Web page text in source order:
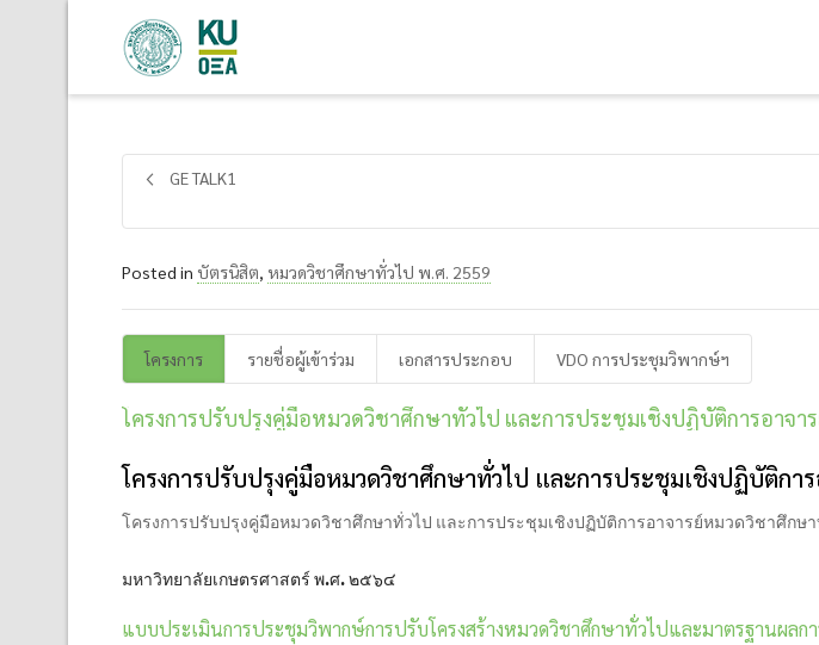
GE TALK1
Posted in บัตรนิสิต, หมวดวิชาศึกษาทั่วไป พ.ศ. 2559
โครงการ รายชื่อผู้เข้าร่วม เอกสารประกอบ VDO การประชุมวิพากษ์ฯ
โครงการปรับปรุงคู่มือหมวดวิชาศึกษาทั่วไป และการประชุมเชิงปฏิบัติการอา
โครงการปรับปรุงคู่มือหมวดวิชาศึกษาทั่วไป และการประชุมเชิงปฏิบัติก
โครงการปรับปรุงคู่มือหมวดวิชาศึกษาทั่วไป และการประชุมเชิงปฏิบัติการอาจารย์หมวดวิชาศึกษ
มหาวิทยาลัยเกษตรศาสตร์ พ.ศ. ๒๕๖๔
แบบประเมินการประชุมวิพากษ์การปรับโครงสร้างหมวดวิชาศึกษาทั่วไปและมาตรฐานผลก